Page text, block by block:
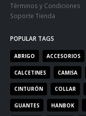
Términos y Condiciones
Soporte Tienda
POPULAR TAGS
ABRIGO ACCESORIOS
CALCETINES CAMISA
CINTURÓN COLLAR
GUANTES HANBOK